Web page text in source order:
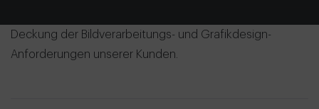
Deckung der Bildverarbeitungs- und Grafikdesign-
Anforderungen unserer Kunden.